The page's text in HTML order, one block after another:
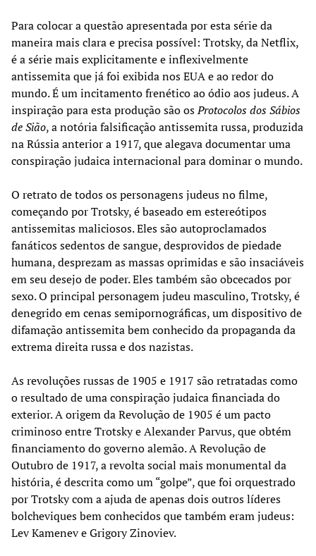
Para colocar a questão apresentada por esta série da
maneira mais clara e precisa possível: Trotsky, da Netflix,
é a série mais explicitamente e inflexivelmente
antissemita que já foi exibida nos EUA e ao redor do
mundo. É um incitamento frenético ao ódio aos judeus. A
inspiração para esta produção são osProtocolos dos Sábios
de Sião, a notória falsificação antissemita russa, produzida
na Rússia anterior a 1917, que alegava documentar uma
conspiração judaica internacional para dominar o mundo.
O retrato de todos os personagens judeus no filme,
começando por Trotsky, é baseado em estereótipos
antissemitas maliciosos. Eles são autoproclamados
fanáticos sedentos de sangue, desprovidos de piedade
humana, desprezam as massas oprimidas e são insaciáveis
em seu desejo de poder. Eles também são obcecados por
sexo. O principal personagem judeu masculino, Trotsky, é
denegrido em cenas semipornográficas, um dispositivo de
difamação antissemita bem conhecido da propaganda da
extrema direita russa e dos nazistas.
As revoluções russas de 1905 e 1917 são retratadas como
o resultado de uma conspiração judaica financiada do
exterior. A origem da Revolução de 1905 é um pacto
criminoso entre Trotsky e Alexander Parvus, que obtém
financiamento do governo alemão. A Revolução de
Outubro de 1917, a revolta social mais monumental da
história, é descrita como um “golpe”, que foi orquestrado
por Trotsky com a ajuda de apenas dois outros líderes
bolcheviques bem conhecidos que também eram judeus:
Lev Kamenev e Grigory Zinoviev.